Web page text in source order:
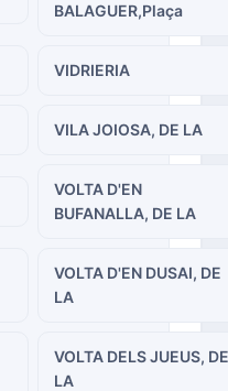
BALAGUER,Plaça
VIDRIERIA
VILA JOIOSA, DE LA
VOLTA D'EN
BUFANALLA, DE LA
VOLTA D'EN DUSAI, DE
LA
VOLTA DELS JUEUS, DE
LA